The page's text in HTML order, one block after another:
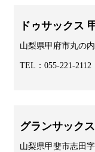
ドゥサックス
山梨県甲府市丸の
TEL：055-221-2112
グランサック
山梨県甲斐市志田